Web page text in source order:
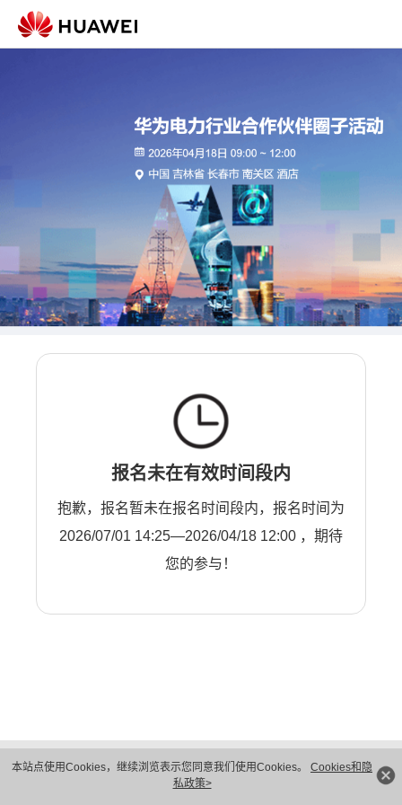
本站点使用Cookies，继续浏览表示您同意我们使用Cookies。 Cookies和隐
私政策>
报名未在有效时间段内
抱歉，报名暂未在报名时间段内，报名时间为
2026/07/01 14:25—2026/04/18 12:00 ，期待
您的参与！
隐私保护
法律声明